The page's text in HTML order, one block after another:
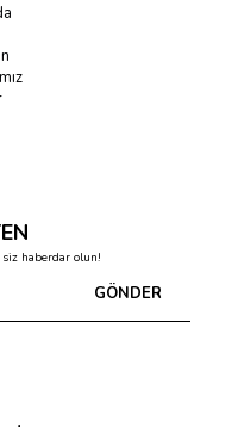
siz haberdar olun!
GÖNDER